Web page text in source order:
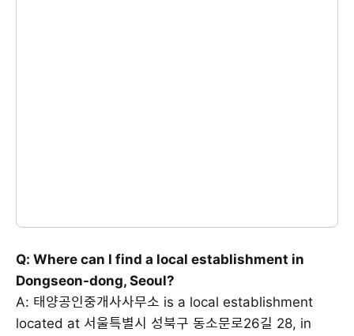
Q: Where can I find a local establishment in
Dongseon-dong, Seoul?
A: 태양공인중개사사무소 is a local establishment
located at 서울특별시 성북구 동소문로26길 28, in